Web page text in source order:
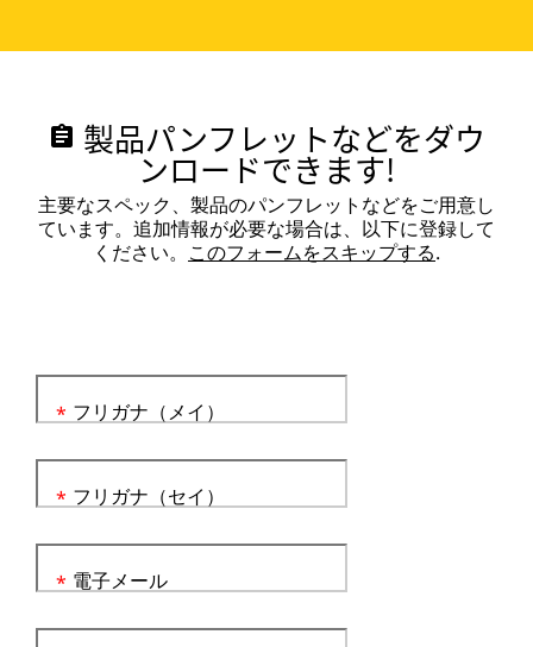
assignment 製品パンフレットなどをダウ
ンロードできます!
主要なスペック、製品のパンフレットなどをご用意し
ています。追加情報が必要な場合は、以下に登録して
ください。 このフォームをスキップする.
フリガナ（メイ）
*
フリガナ（セイ）
*
電子メール
*